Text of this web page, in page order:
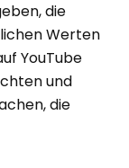
die
Werten
YouTube
und
die